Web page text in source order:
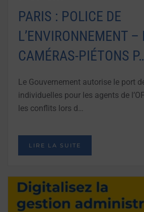
PARIS : POLICE DE
L’ENVIRONNEMENT –
CAMÉRAS-PIÉTONS
Le Gouvernement autorise le port
individuelles pour les agents de
les conflits lors d…
LIRE LA SUITE